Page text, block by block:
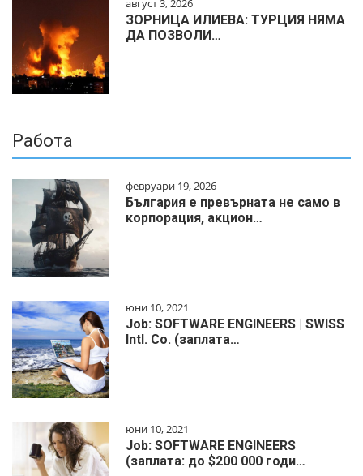
август 3, 2026
ЗОРНИЦА ИЛИЕВА: ТУРЦИЯ НЯМА
ДА ПОЗВОЛИ…
Работа
февруари 19, 2026
България е превърната не само в
корпорация, акцион…
юни 10, 2021
Job: SOFTWARE ENGINEERS | SWISS
Intl. Co. (заплата…
юни 10, 2021
Job: SOFTWARE ENGINEERS
(заплата: до $200 000 годи…